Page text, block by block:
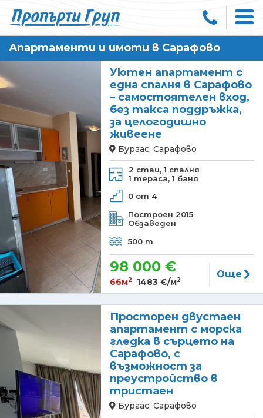
Апартаменти и имоти в Сарафово
Уютен апартамент с
една спалня в Сарафово
– самостоятелен вход,
без такса поддръжка,
за целогодишно
живеене
Бургас, Сарафово
2 стаи, 1 спалня
1 тераса, 1 баня
0 от 4
Построен 2015
Обзаведен
500 m
98 000 €
66м2 1483 €/м2
Още
Просторен двустаен
апартамент с морска
гледка в сърцето на
Сарафово, с
възможност за
преустройство в
тристаен
Бургас, Сарафово